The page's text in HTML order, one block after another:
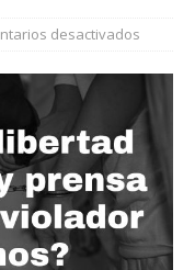
desactivados